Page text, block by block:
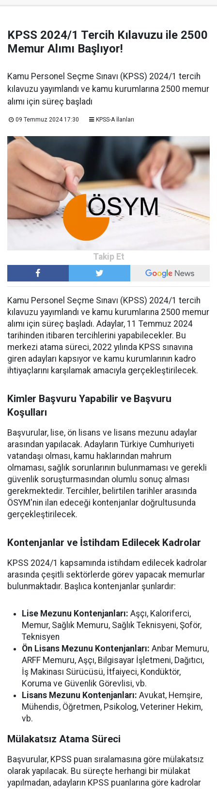
KPSS 2024/1 Tercih Kılavuzu ile 2500
Memur Alımı Başlıyor!
Kamu Personel Seçme Sınavı (KPSS) 2024/1 tercih
kılavuzu yayımlandı ve kamu kurumlarına 2500 memur
alımı için süreç başladı
09 Temmuz 2024 17:30 KPSS-A İlanları
Kamu Personel Seçme Sınavı (KPSS) 2024/1 tercih
kılavuzu yayımlandı ve kamu kurumlarına 2500 memur
alımı için süreç başladı. Adaylar, 11 Temmuz 2024
tarihinden itibaren tercihlerini yapabilecekler. Bu
merkezi atama süreci, 2022 yılında KPSS sınavına
giren adayları kapsıyor ve kamu kurumlarının kadro
ihtiyaçlarını karşılamak amacıyla gerçekleştirilecek.
Kimler Başvuru Yapabilir ve Başvuru
Koşulları
Başvurular, lise, ön lisans ve lisans mezunu adaylar
arasından yapılacak. Adayların Türkiye Cumhuriyeti
vatandaşı olması, kamu haklarından mahrum
olmaması, sağlık sorunlarının bulunmaması ve gerekli
güvenlik soruşturmasından olumlu sonuç alması
gerekmektedir. Tercihler, belirtilen tarihler arasında
ÖSYM'nin ilan edeceği kontenjanlar doğrultusunda
gerçekleştirilecek.
Kontenjanlar ve İstihdam Edilecek Kadrolar
KPSS 2024/1 kapsamında istihdam edilecek kadrolar
arasında çeşitli sektörlerde görev yapacak memurlar
bulunmaktadır. Başlıca kontenjanlar şunlardır:
Lise Mezunu Kontenjanları: Aşçı, Kaloriferci,
Memur, Sağlık Memuru, Sağlık Teknisyeni, Şoför,
Teknisyen
Ön Lisans Mezunu Kontenjanları: Anbar Memuru,
ARFF Memuru, Aşçı, Bilgisayar İşletmeni, Dağıtıcı,
İş Makinası Sürücüsü, İtfaiyeci, Kondüktör,
Koruma ve Güvenlik Görevlisi, vb.
Lisans Mezunu Kontenjanları: Avukat, Hemşire,
Mühendis, Öğretmen, Psikolog, Veteriner Hekim,
vb.
Mülakatsız Atama Süreci
Başvurular, KPSS puan sıralamasına göre mülakatsız
olarak yapılacak. Bu süreçte herhangi bir mülakat
yapılmadan, adayların KPSS puanlarına göre kadrolar